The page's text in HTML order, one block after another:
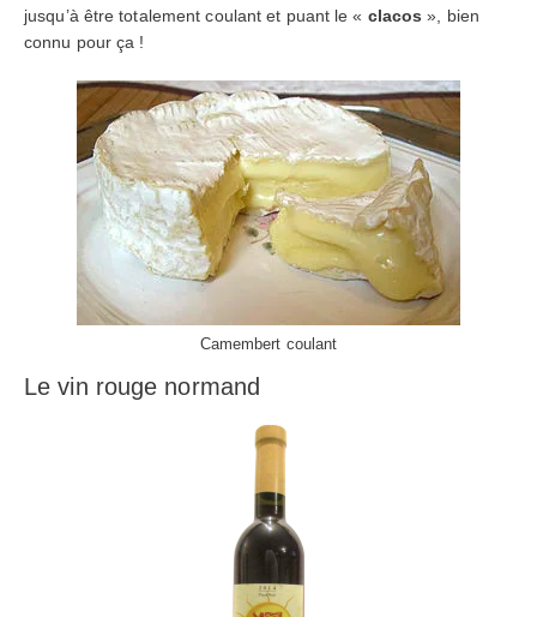
jusqu’à être totalement coulant et puant le « clacos », bien
connu pour ça !
Camembert coulant
Le vin rouge normand